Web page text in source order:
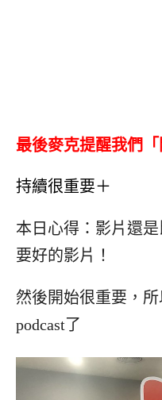
最後麥克提醒我們「
持續很重要＋
本日心得：影片還
要好的影片！
然後開始很重要，
podcast了